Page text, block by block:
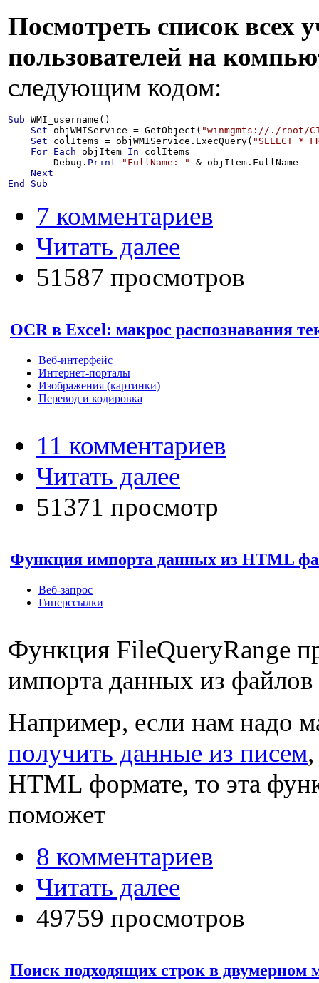
Посмотреть список всех
пользователей на
следующим кодом:
Sub WMI_username()
Set objWMIService = GetObject( "winmgmts://./root/
Set colItems = objWMIService.ExecQuery( "SELECT *
For Each objItem In colItems
        Debug.
Print "FullName: "
& objItem.FullName
Next
End
Sub
7 комментариев
Читать далее
51587 просмотров
OCR в Excel: макрос распознавания
Веб-интерфейс
Интернет-порталы
Изображения (картинки)
Перевод и кодировка
11 комментариев
Читать далее
51371 просмотр
Функция импорта данных из HTML
Веб-запрос
Гиперссылки
Функция FileQueryRange
импорта данных из
Например, если нам надо
получить данные из писем
HTML формате, то эта
поможет
8 комментариев
Читать далее
49759 просмотров
Поиск подходящих строк в двумерном